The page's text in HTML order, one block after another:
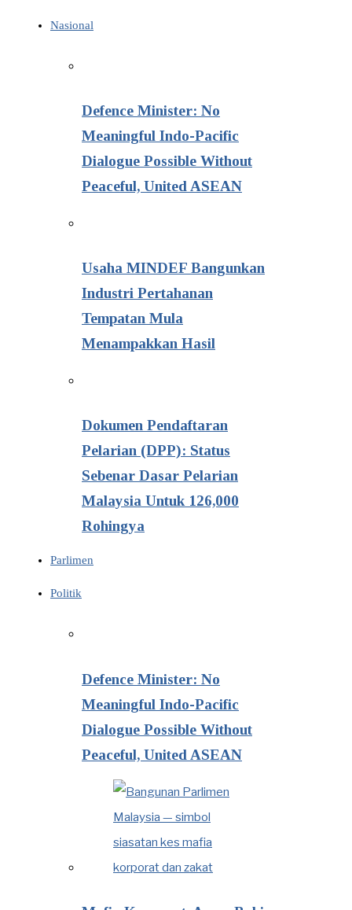
Nasional
Defence Minister: No
Meaningful Indo-Pacific
Dialogue Possible Without
Peaceful, United ASEAN
Usaha MINDEF Bangunkan
Industri Pertahanan
Tempatan Mula
Menampakkan Hasil
Dokumen Pendaftaran
Pelarian (DPP): Status
Sebenar Dasar Pelarian
Malaysia Untuk 126,000
Rohingya
Parlimen
Politik
Defence Minister: No
Meaningful Indo-Pacific
Dialogue Possible Without
Peaceful, United ASEAN